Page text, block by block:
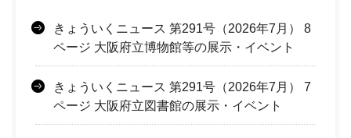
きょういくニュース 第291号（2026年7月） 8
ページ 大阪府立博物館等の展示・イベント
きょういくニュース 第291号（2026年7月） 7
ページ 大阪府立図書館の展示・イベント